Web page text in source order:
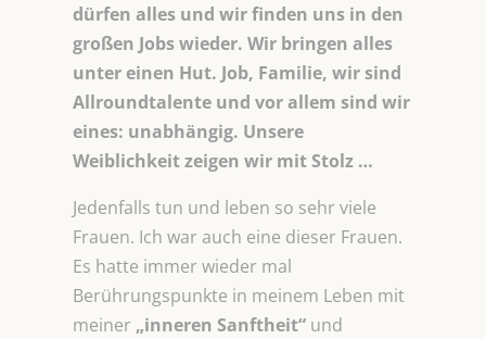
dürfen alles und wir finden uns in den
großen Jobs wieder. Wir bringen alles
unter einen Hut. Job, Familie, wir sind
Allroundtalente und vor allem sind wir
eines: unabhängig. Unsere
Weiblichkeit zeigen wir mit Stolz …
Jedenfalls tun und leben so sehr viele
Frauen. Ich war auch eine dieser Frauen.
Es hatte immer wieder mal
Berührungspunkte in meinem Leben mit
meiner „inneren Sanftheit“ und